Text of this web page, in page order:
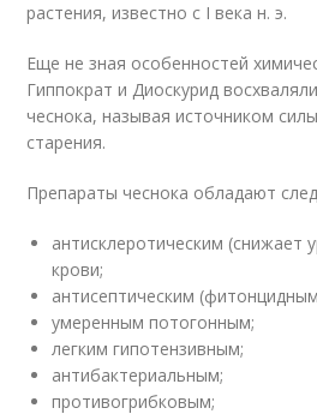
растения, известно с I века н. э.
Еще не зная особенностей
Гиппократ и Диоскурид
чеснока, называя источником
старения.
Препараты чеснока обладают
антисклеротическим (снижает
крови;
антисептическим
умеренным потогонным;
легким гипотензивным;
антибактериальным;
противогрибковым;